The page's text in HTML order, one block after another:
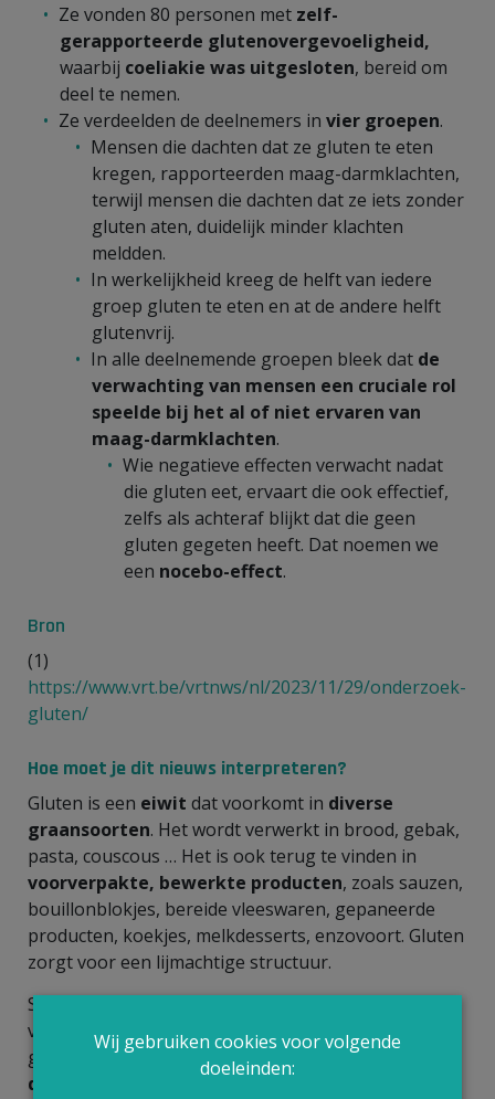
Ze vonden 80 personen met zelf-
gerapporteerde glutenovergevoeligheid,
waarbij coeliakie was uitgesloten, bereid om
deel te nemen.
Ze verdeelden de deelnemers in vier groepen.
Mensen die dachten dat ze gluten te eten
kregen, rapporteerden maag-darmklachten,
terwijl mensen die dachten dat ze iets zonder
gluten aten, duidelijk minder klachten
meldden.
In werkelijkheid kreeg de helft van iedere
groep gluten te eten en at de andere helft
glutenvrij.
In alle deelnemende groepen bleek dat de
verwachting van mensen een cruciale rol
speelde bij het al of niet ervaren van
maag-darmklachten.
Wie negatieve effecten verwacht nadat
die gluten eet, ervaart die ook effectief,
zelfs als achteraf blijkt dat die geen
gluten gegeten heeft. Dat noemen we
een nocebo-effect.
Bron
(1)
https://www.vrt.be/vrtnws/nl/2023/11/29/onderzoek-
gluten/
Hoe moet je dit nieuws interpreteren?
Gluten is een eiwit dat voorkomt in diverse
graansoorten. Het wordt verwerkt in brood, gebak,
pasta, couscous … Het is ook terug te vinden in
voorverpakte, bewerkte producten, zoals sauzen,
bouillonblokjes, bereide vleeswaren, gepaneerde
producten, koekjes, melkdesserts, enzovoort. Gluten
zorgt voor een lijmachtige structuur.
Sinds een tiental jaar is dit eiwit de zondebok voor
veel
buikklachten . Dat negatieve imago heeft
gluten te danken aan onheilspellende berichten in
de media
naar aanleiding van de internationale
Wij gebruiken cookies voor volgende
doeleinden: